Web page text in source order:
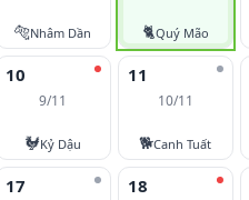
🐅Nhâm Dần 🐈Quý Mão
10
9/11
🐓Kỷ Dậu
11
10/11
🐕Canh Tuất
17 18